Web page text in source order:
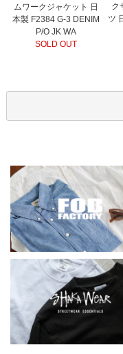
ムワークジャケット 日
本製 F2384 G-3 DENIM
P/O JK WA
SOLD OUT
ク
ツ